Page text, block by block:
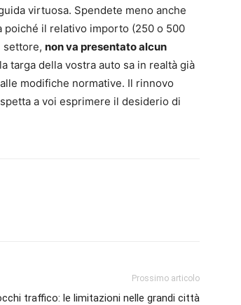
virtuosa. Spendete meno anche
poiché il relativo importo (250 o 500
settore, non va presentato alcun
targa della vostra auto sa in realtà già
modifiche normative. Il rinnovo
a voi esprimere il desiderio di
Prossimo articolo
traffico: le limitazioni nelle grandi città